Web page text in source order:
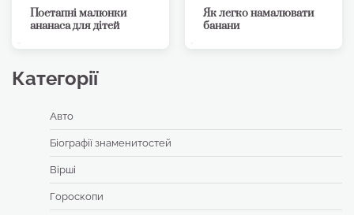
Поетапні малюнки
ананаса для дітей
Як легко намалювати
банани
Категорії
Авто
Біографії знаменитостей
Вірші
Гороскопи